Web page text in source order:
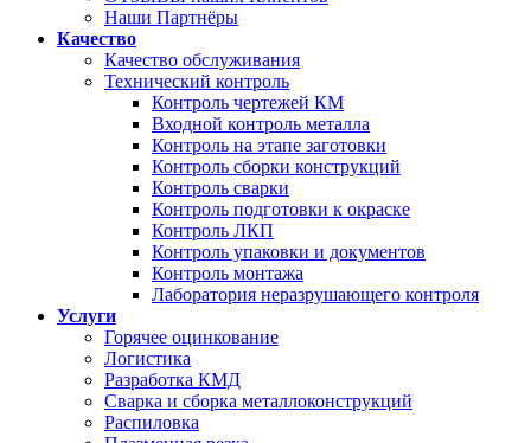
Наши Партнёры
Качество
Качество обслуживания
Технический контроль
Контроль чертежей КМ
Входной контроль металла
Контроль на этапе заготовки
Контроль сборки конструкций
Контроль сварки
Контроль подготовки к окраске
Контроль ЛКП
Контроль упаковки и документов
Контроль монтажа
Лаборатория неразрушающего контроля
Услуги
Горячее оцинкование
Логистика
Разработка КМД
Сварка и сборка металлоконструкций
Распиловка